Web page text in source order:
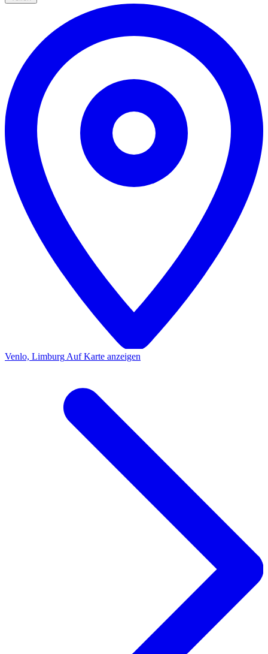
Venlo, Limburg Auf Karte anzeigen